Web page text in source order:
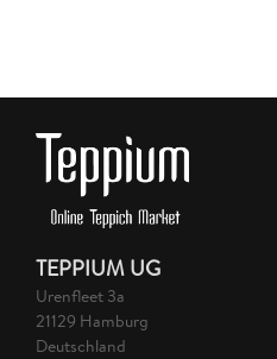
TEPPIUM UG
Urenfleet 3a
21129 Hamburg
Deutschland